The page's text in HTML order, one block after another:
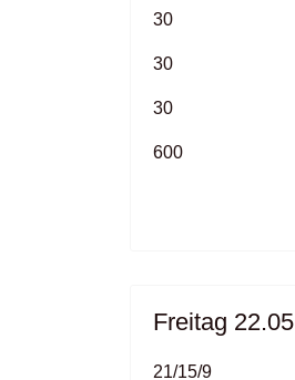
30
30
30
600
Freitag 22.05
21/15/9